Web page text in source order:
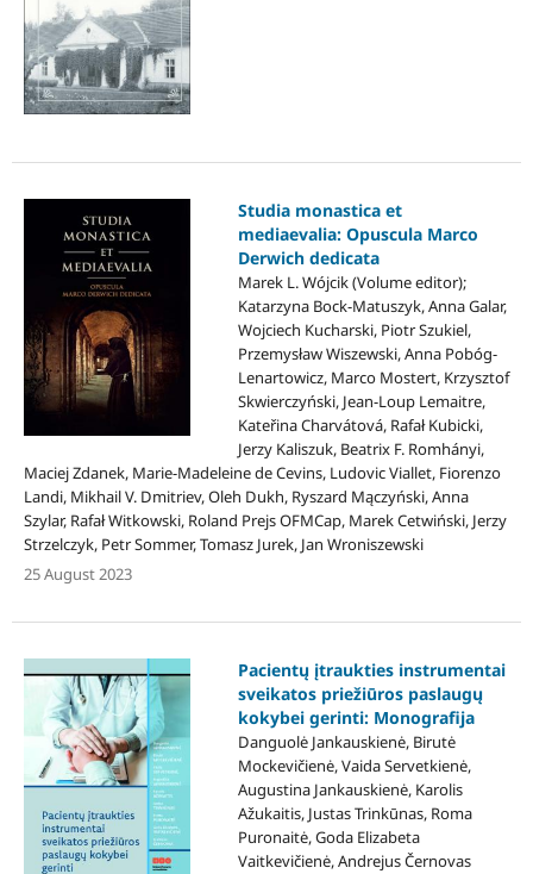
Studia monastica et
mediaevalia: Opuscula Marco
Derwich dedicata
Marek L. Wójcik (Volume editor);
Katarzyna Bock-Matuszyk, Anna Galar,
Wojciech Kucharski, Piotr Szukiel,
Przemysław Wiszewski, Anna Pobóg-
Lenartowicz, Marco Mostert, Krzysztof
Skwierczyński, Jean-Loup Lemaitre,
Kateřina Charvátová, Rafał Kubicki,
Jerzy Kaliszuk, Beatrix F. Romhányi,
Maciej Zdanek, Marie-Madeleine de Cevins, Ludovic Viallet, Fiorenzo
Landi, Mikhail V. Dmitriev, Oleh Dukh, Ryszard Mączyński, Anna
Szylar, Rafał Witkowski, Roland Prejs OFMCap, Marek Cetwiński, Jerzy
Strzelczyk, Petr Sommer, Tomasz Jurek, Jan Wroniszewski
25 August 2023
Pacientų įtraukties instrumentai
sveikatos priežiūros paslaugų
kokybei gerinti: Monografija
Danguolė Jankauskienė, Birutė
Mockevičienė, Vaida Servetkienė,
Augustina Jankauskienė, Karolis
Ažukaitis, Justas Trinkūnas, Roma
Puronaitė, Goda Elizabeta
Vaitkevičienė, Andrejus Černovas